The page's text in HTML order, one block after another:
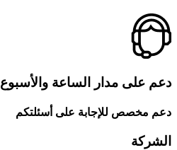
دعم على مدار الساعة والأسبوع
دعم مخصص للإجابة على أسئلتكم
الشركة